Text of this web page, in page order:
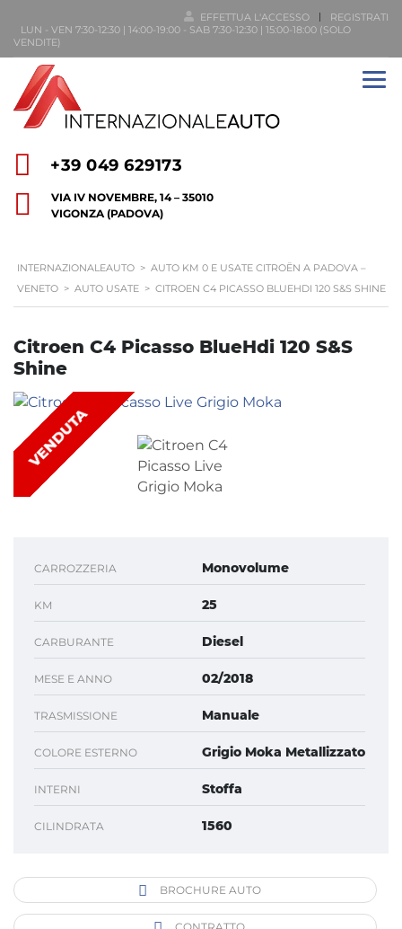
EFFETTUA L'ACCESSO
REGISTRATI
LUN - VEN 7:30-12:30 | 14:00-19:00 - SAB 7:30-12:30 | 15:00-18:00 (SOLO
VENDITE)
+39 049 629173
VIA IV NOVEMBRE, 14 – 35010
VIGONZA (PADOVA)
INTERNAZIONALEAUTO > AUTO KM 0 E USATE CITROËN A PADOVA –
VENETO > AUTO USATE > CITROEN C4 PICASSO BLUEHDI 120 S&S SHINE
Citroen C4 Picasso BlueHdi 120 S&S
Shine
VENDUTA
CARROZZERIA Monovolume
KM 25
CARBURANTE Diesel
MESE E ANNO 02/2018
TRASMISSIONE Manuale
COLORE ESTERNO Grigio Moka Metallizzato
INTERNI Stoffa
CILINDRATA 1560
BROCHURE AUTO
CONTRATTO